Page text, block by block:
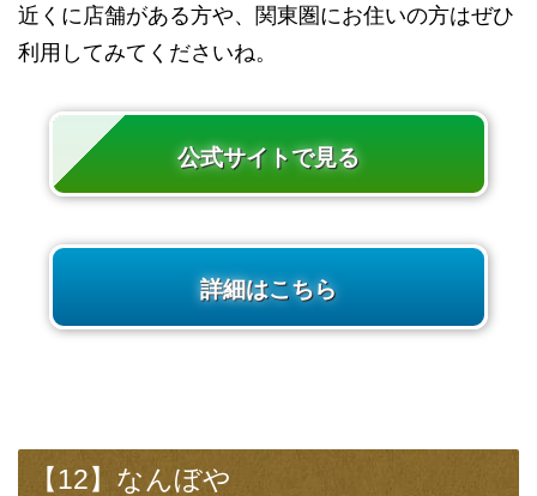
近くに店舗がある方や、関東圏にお住いの方はぜひ
利用してみてくださいね。
公式サイトで見る
詳細はこちら
【12】なんぼや